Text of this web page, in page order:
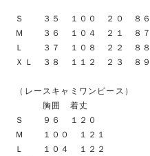
Ｓ ３５ １００ ２０ ８６
Ｍ ３６ １０４ ２１ ８７
Ｌ ３７ １０８ ２２ ８８
ＸＬ ３８ １１２ ２３ ８９
（レースキャミワンピース）
胸囲 着丈
Ｓ ９６ １２０
Ｍ １００ １２１
Ｌ １０４ １２２